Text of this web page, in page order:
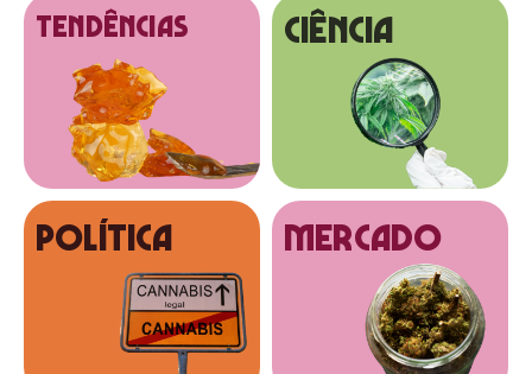
tendências Ciência
Política MERCADO